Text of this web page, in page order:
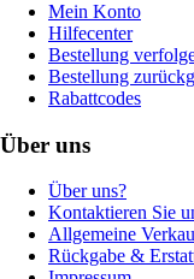
Mein Konto
Hilfecenter
Bestellung
Bestellung
Rabattcodes
Über uns
Über uns?
Kontaktieren Sie
Allgemeine
Rückgabe &